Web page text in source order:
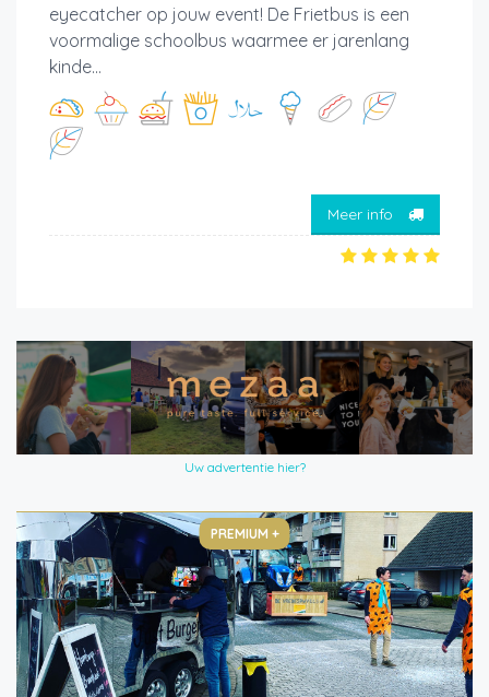
eyecatcher op jouw event! De Frietbus is een
voormalige schoolbus waarmee er jarenlang
kinde...
Meer info
Uw advertentie hier?
PREMIUM +